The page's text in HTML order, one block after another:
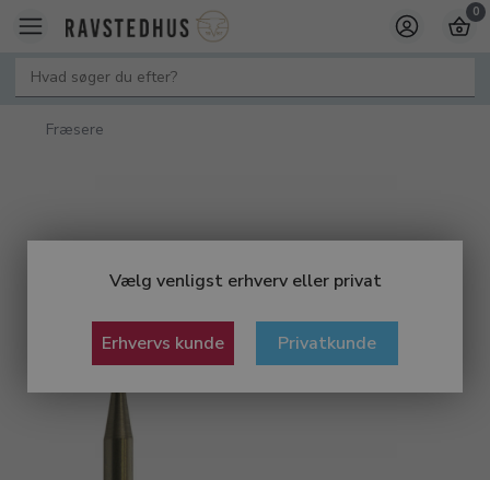
Vælg venligst erhverv eller privat
Erhvervs kunde Privatkunde
0
Fræsere